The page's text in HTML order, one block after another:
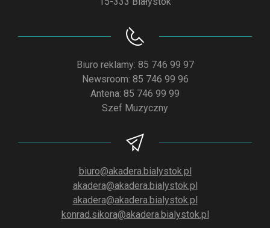
Biuro reklamy: 85 746 99 97
Newsroom: 85 746 99 96
Antena: 85 746 99 99
Szef Muzyczny
biuro@akadera.bialystok.pl
akadera@akadera.bialystok.pl
akadera@akadera.bialystok.pl
konrad.sikora@akadera.bialystok.pl